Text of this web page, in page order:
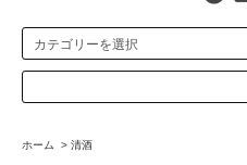
ホーム > 清酒